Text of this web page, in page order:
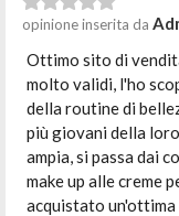
opinione inserita da
Ottimo sito di
molto validi, l'ho
della routine di
più giovani della
ampia, si passa dai
make up alle creme
acquistato